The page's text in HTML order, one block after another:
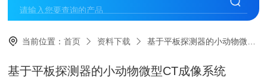
当前位置：首页 资料下载 基于平板探测器的小动物微型CT成像系统
基于平板探测器的小动物微型CT成像系统